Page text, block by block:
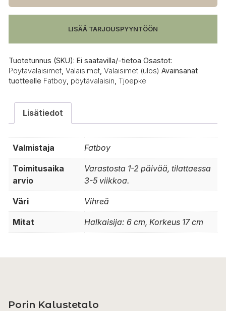
LISÄÄ TARJOUSPYYNTÖÖN
Tuotetunnus (SKU): Ei saatavilla/-tietoa Osastot:
Pöytävalaisimet Valaisimet Valaisimet (ulos) Avainsanat
tuotteelle Fatboy pöytävalaisin Tjoepke
Lisätiedot
Valmistaja Fatboy
Toimitusaika
arvio
Varastosta 1-2 päivää, tilattaessa
3-5 viikkoa.
Väri Vihreä
Mitat Halkaisija: 6 cm, Korkeus 17 cm
Porin Kalustetalo